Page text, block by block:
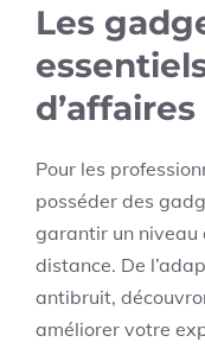
Les
d’affaires
Pour les
posséder des
garantir un niveau
distance. De
antibruit,
améliorer votre